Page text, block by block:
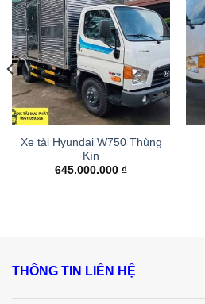
Xe tải Hyundai W750 Thùng
Kín
645.000.000 ₫
THÔNG TIN LIÊN HỆ